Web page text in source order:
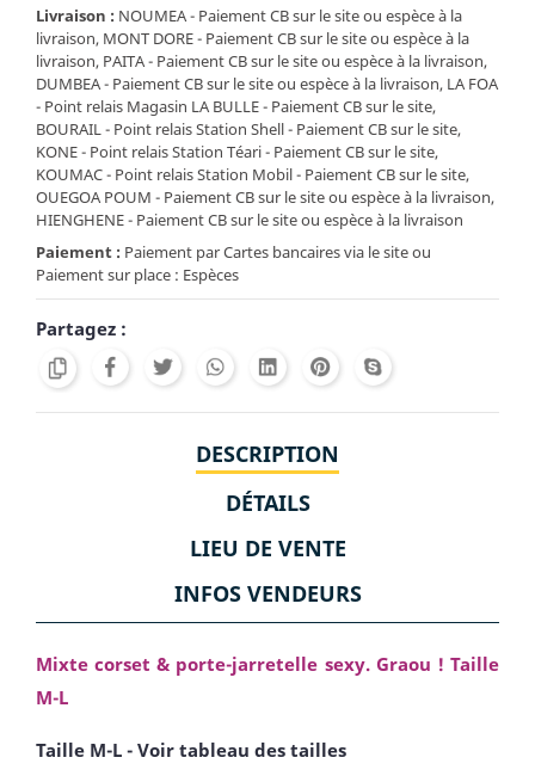
Livraison : NOUMEA - Paiement CB sur le site ou espèce à la
livraison, MONT DORE - Paiement CB sur le site ou espèce à la
livraison, PAITA - Paiement CB sur le site ou espèce à la livraison,
DUMBEA - Paiement CB sur le site ou espèce à la livraison, LA FOA
- Point relais Magasin LA BULLE - Paiement CB sur le site,
BOURAIL - Point relais Station Shell - Paiement CB sur le site,
KONE - Point relais Station Téari - Paiement CB sur le site,
KOUMAC - Point relais Station Mobil - Paiement CB sur le site,
OUEGOA POUM - Paiement CB sur le site ou espèce à la livraison,
HIENGHENE - Paiement CB sur le site ou espèce à la livraison
Paiement : Paiement par Cartes bancaires via le site ou
Paiement sur place : Espèces
Partagez :
DESCRIPTION
DÉTAILS
LIEU DE VENTE
INFOS VENDEURS
Mixte corset & porte-jarretelle sexy. Graou ! Taille
M-L
Taille M-L - Voir tableau des tailles